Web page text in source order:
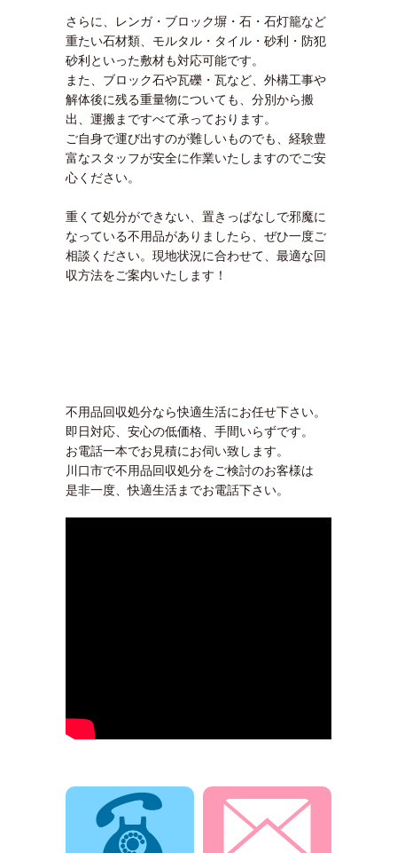
さらに、レンガ・ブロック塀・石・石灯籠など
重たい石材類、 モルタル・タイル・砂利・防犯
砂利 といった敷材も対応可能です。
また、 ブロック石や瓦礫・瓦など、外構工事や
解体後に残る重量物についても、分別から搬
出、運搬まですべて承っております。
ご自身で運び出すのが難しいものでも、経験豊
富なスタッフが安全に作業いたしますのでご安
心ください。
重くて処分ができない、置きっぱなしで邪魔に
なっている不用品がありましたら、ぜひ一度ご
相談ください。現地状況に合わせて、最適な回
収方法をご案内いたします！
不用品回収処分なら快適生活にお任せ下さい。
即日対応、安心の低価格、手間いらずです。
お電話一本でお見積にお伺い致します。
川口市で不用品回収処分をご検討のお客様は
是非一度、快適生活までお電話下さい。
電話でお問合せ